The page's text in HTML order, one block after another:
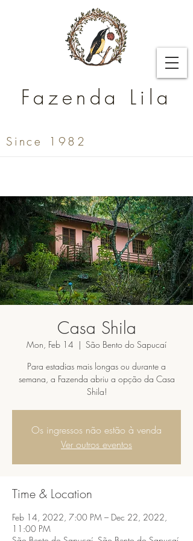
Fazenda Lila
Since 1982
Casa Shila
Mon, Feb 14
  |
São Bento do Sapucaí
Para estadias mais longas ou durante a
semana, a Fazenda abriu a opção da Casa
Shila!
Os ingressos não estão à venda
Ver outros eventos
Time & Location
Feb 14, 2022, 7:00 PM – Dec 22, 2022,
11:00 PM